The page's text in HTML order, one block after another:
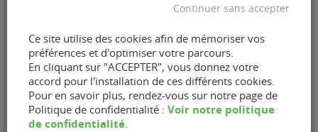
mail(Nécessaire)
Téléphone (Nécessaire)
Ce site utilise des cookies afin de mémoriser vos
préférences et d'optimiser votre parcours.
En cliquant sur "ACCEPTER", vous donnez votre
accord pour l'installation de ces différents cookies.
Pour en savoir plus, rendez-vous sur notre page de
Politique de confidentialité : Voir notre politique
de confidentialité
Continuer sans accepter